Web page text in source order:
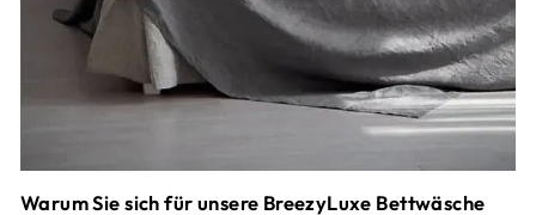
Warum Sie sich für unsere BreezyLuxe Bettwäsche